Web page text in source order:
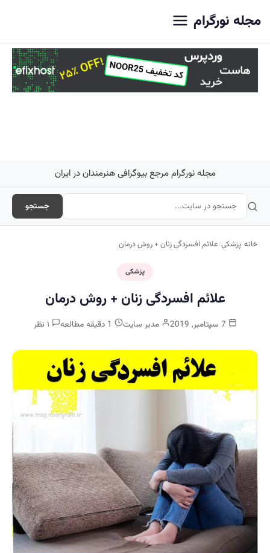
مجله نورگرام
مجله نورگرام مرجع بیوگرافی هنرمندان در ایران
جستجو
خانه/پزشکی/علائم افسردگی زنان + روش درمان
پزشکی
علائم افسردگی زنان + روش درمان
مدیر سایت